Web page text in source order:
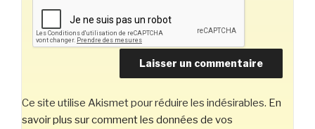
Ce site utilise Akismet pour réduire les indésirables. En
savoir plus sur comment les données de vos